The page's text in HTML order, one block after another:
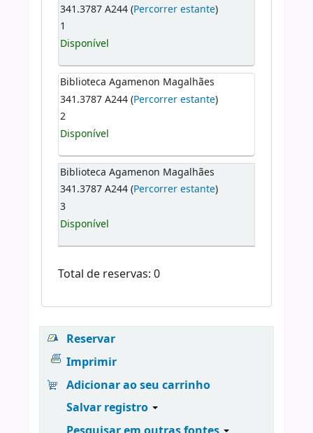
341.3787 A244 (Percorrer estante)
1
Disponível
Biblioteca Agamenon Magalhães
341.3787 A244 (Percorrer estante)
2
Disponível
Biblioteca Agamenon Magalhães
341.3787 A244 (Percorrer estante)
3
Disponível
Total de reservas: 0
Reservar
Imprimir
Adicionar ao seu carrinho
Salvar registro